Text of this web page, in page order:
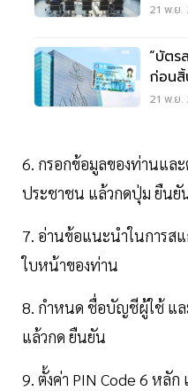
21 พ.ย
“บัตร
ก่อน
25 ล้
21 พ.ย
6. กรอกข้อมูลของท่านแล
ประชาชน แล้วกดปุ่ม ยืนยั
7. อ่านข้อแนะนำในการส
ใบหน้าของท่าน
8. กำหนด ชื่อบัญชีผู้ใช้ แล
แล้วกด ยืนยัน
9. ตั้งค่า PIN Code 6 หลั